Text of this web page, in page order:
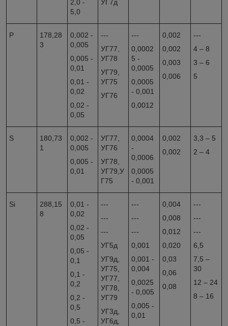
2,0 -
5,0
УГ7д
P
178,28
3
0,002 -
0,005
0,005 -
0,01
0,01 -
0,02
0,02 -
0,05
---
УГ77,
УГ78
УГ79,
УГ75
УГ76
---
0,0002
5 -
0,0005
0,0005
- 0,001
0,0012
0,002
0,002
0,003
0,006
---
4 – 8
3 – 6
5
S
180,73
1
0,002 -
0,005
0,005 -
0,01
УГ77,
УГ76
УГ78,
УГ79,У
Г75
0,0004
-
0,0006
0,0005
- 0,001
0,002
0,002
3,3 – 5
2 – 4
Si
288,15
8
0,01 -
0,02
0,02 -
0,05
0,05 -
0,1
0,1 -
0,2
0,2 -
0,5
0,5 -
---
---
---
УГ5д
УГ9д,
УГ75,
УГ77,
УГ78,
УГ79
УГ3д,
УГ6д,
---
---
---
0,001
0,001 -
0,004
0,0025
- 0,005
0,005 -
0,01
0,004
0,008
0,012
0,020
0,03
0,06
0,08
---
---
---
6,5
7,5 –
30
12 – 24
8 – 16